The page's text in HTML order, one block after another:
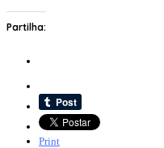
Partilha:
Print